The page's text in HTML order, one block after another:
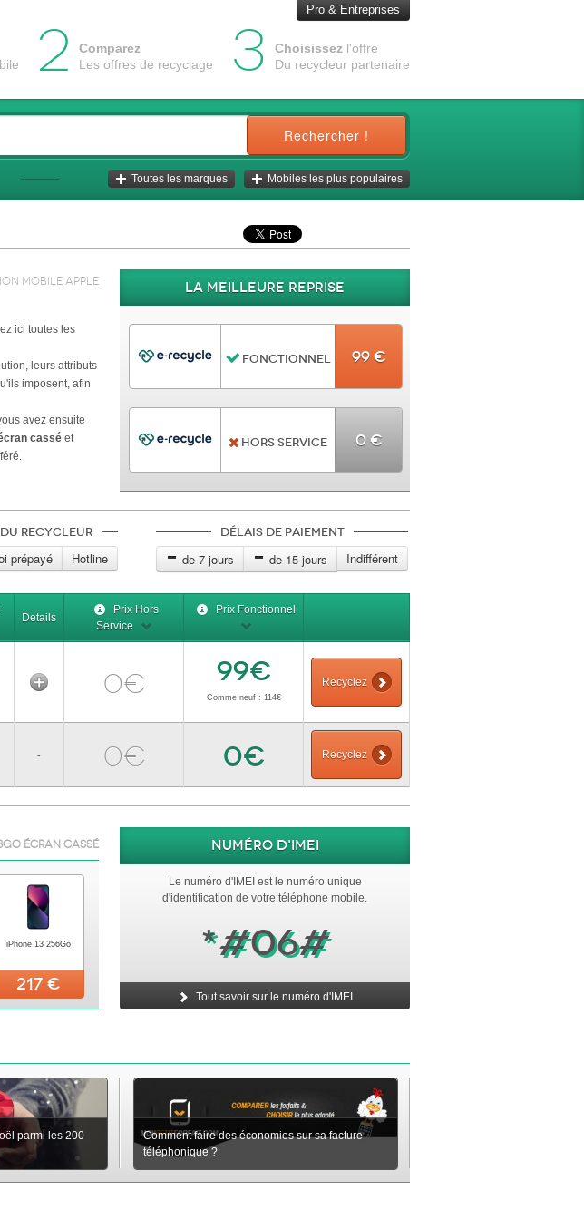
3 Choisissez l'offre
Du recycleur partenaire
2
Comparez
Les offres de recyclage
Pro & Entreprises
Rechercher !
Toutes les marques Mobiles les plus populaires
mobile Apple
ici toutes les
leurs attributs
imposent, afin
avez ensuite
cassé et
La meilleure reprise
Fonctionnel 99 €
Hors service 0 €
recycleur
prépayé Hotline
Délais de paiement
de 7 jours de 15 jours Indifférent
Details
Prix Hors
Service
Prix Fonctionnel
0€ 99€
Comme neuf : 114€
Recyclez
- 0€ 0€ Recyclez
écran cassé
iPhone 13 256Go
217 €
Numéro d'IMEI
Le numéro d'IMEI est le numéro unique
d'identification de votre téléphone mobile.
*#06#
Tout savoir sur le numéro d'IMEI
parmi les 200
Comment faire des économies sur sa facture
téléphonique ?